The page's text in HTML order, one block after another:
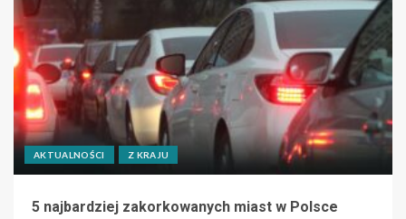
AKTUALNOŚCI Z KRAJU
5 najbardziej zakorkowanych miast w Polsce